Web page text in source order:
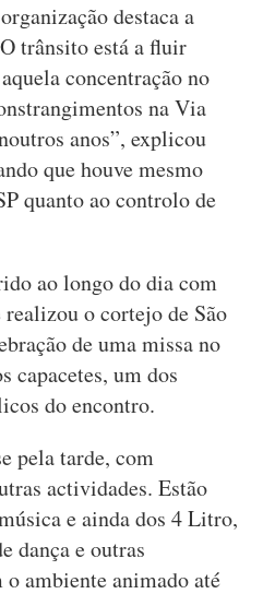
destaca a
trânsito está a fluir
concentração no
na Via
anos”, explicou
que houve mesmo
quanto ao controlo de
ao longo do dia com
o cortejo de São
de uma missa no
capacetes, um dos
do encontro.
pela tarde, com
actividades. Estão
e ainda dos 4 Litro,
dança e outras
ambiente animado até